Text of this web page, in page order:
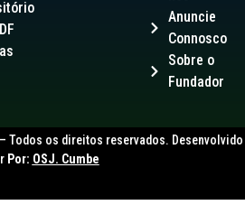
Anuncie
Connosco
Sobre o
Fundador
– Todos os direitos reservados. Desenvolvido
Por: OSJ. Cumbe